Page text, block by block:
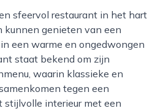
kunnen genieten van een
een warme en ongedwongen
staat bekend om zijn
waarin klassieke en
tegen een
stijlvolle interieur met een